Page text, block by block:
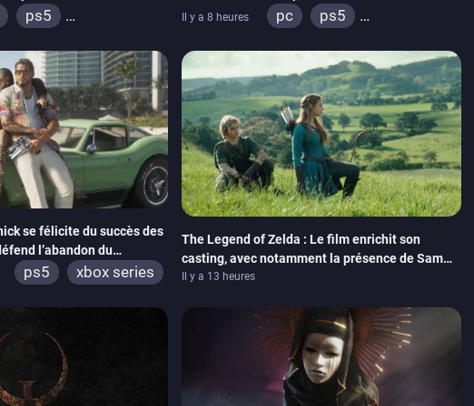
ps5
ps4
one
Emblem
Il y a 8 heures pc
ps5
se félicite du succès des
l’abandon du
ps5 xbox series
The Legend of Zelda : Le film enrichit son
casting, avec notamment la présence de Sam
Neill
Il y a 13 heures